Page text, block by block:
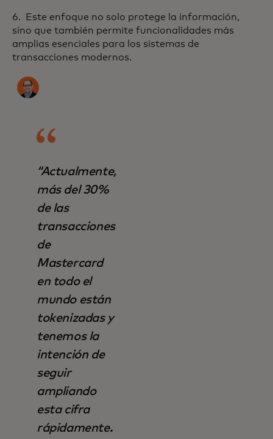
6. Este enfoque no solo protege la información,
sino que también permite funcionalidades más
amplias esenciales para los sistemas de
transacciones modernos.
“Actualmente,
más del 30%
de las
transacciones
de
Mastercard
en todo el
mundo están
tokenizadas y
tenemos la
intención de
seguir
ampliando
esta cifra
rápidamente.